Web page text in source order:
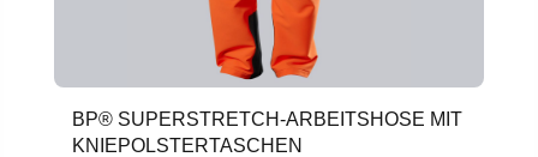
BP® SUPERSTRETCH-ARBEITSHOSE MIT
KNIEPOLSTERTASCHEN